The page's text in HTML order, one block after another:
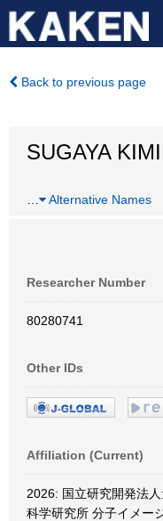
Back to previous page
SUGAYA
Alternative Names
Researcher Number
80280741
Other IDs
Affiliation (Current)
2026: 国立研究開発法
科学研究所 分子イメー